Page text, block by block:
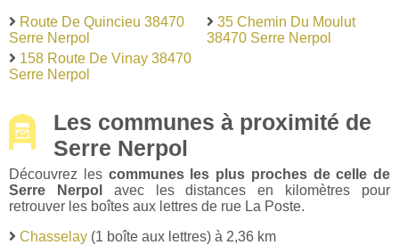
Route De Quincieu 38470
Serre Nerpol
158 Route De Vinay 38470
Serre Nerpol
35 Chemin Du Moulut
38470 Serre Nerpol
Les communes à proximité de
Serre Nerpol
Découvrez les communes les plus proches de celle de
Serre Nerpol
avec les distances en kilomètres pour
retrouver les boîtes aux lettres de rue La Poste.
Chasselay (1 boîte aux lettres) à 2,36 km